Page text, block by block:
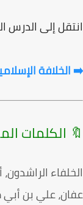
إلى الدرس
الراشدون،
علي بن أبي